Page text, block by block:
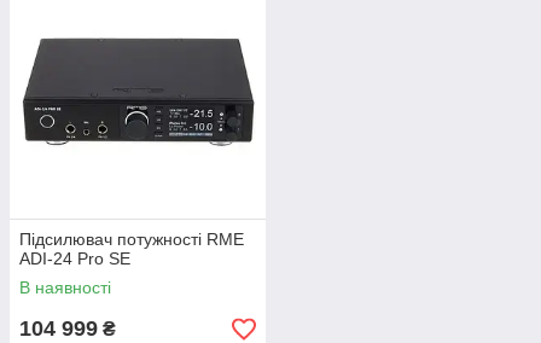
Підсилювач потужності RME
ADI-24 Pro SE
В наявності
104 999 ₴